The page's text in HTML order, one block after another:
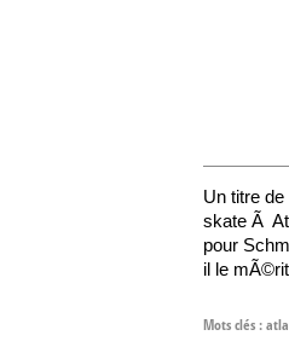
Un titre
skate Ã
pour
il le
Mots clés :